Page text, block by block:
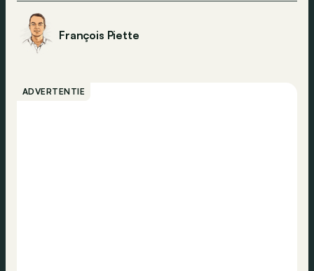
François Piette
ADVERTENTIE